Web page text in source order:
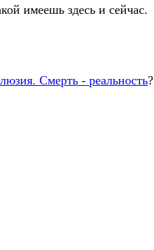
имеешь здесь и сейчас.
Смерть - реальность?